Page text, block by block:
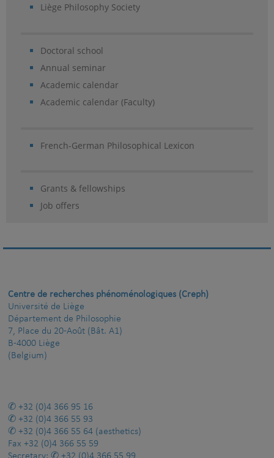
Liège Philosophy Society
Doctoral school
Annual seminar
Academic calendar
Academic calendar (Faculty)
French-German Philosophical Lexicon
Grants & fellowships
Job offers
Centre de recherches phénoménologiques (Creph)
Université de Liège
Département de Philosophie
7, Place du 20-Août (Bât. A1)
B-4000 Liège
(Belgium)
+32 (0)4 366 95 16
+32 (0)4 366 55 93
+32 (0)4 366 55 64 (aesthetics)
Fax +32 (0)4 366 55 59